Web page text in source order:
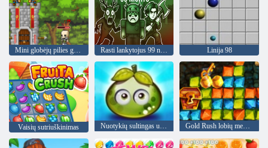
Mini globėjų pilies gynyba Rasti lankytojus 99 naktys Linija 98
Vaisių sutriuškinimas Nuotykių sultingas uogas Gold Rush lobių medžioklė